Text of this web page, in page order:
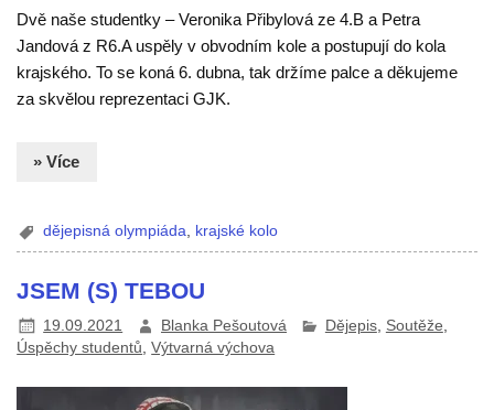
Dvě naše studentky – Veronika Přibylová ze 4.B a Petra
Jandová z R6.A uspěly v obvodním kole a postupují do kola
krajského. To se koná 6. dubna, tak držíme palce a děkujeme
za skvělou reprezentaci GJK.
» Více
dějepisná olympiáda krajské kolo
JSEM (S) TEBOU
19.09.2021 Blanka Pešoutová Dějepis, Soutěže
Úspěchy studentů,Výtvarná výchova